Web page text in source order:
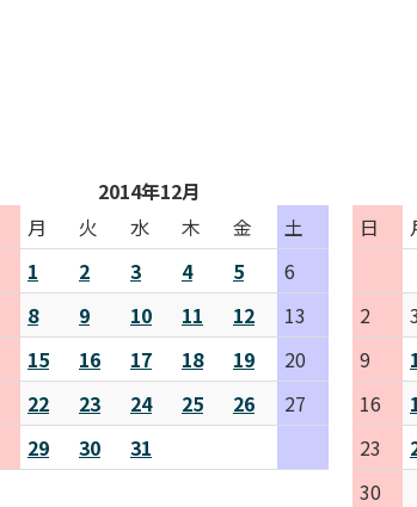
2014年12月
月 火 水 木 金
土
1
2 3 4 5
6
8 9 10 11 12
13
15 16 17 18 19
20
22 23 24 25 26
27
29 30 31
日
2
9
16
23
30